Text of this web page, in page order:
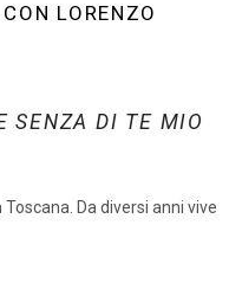
LORENZO
SENZA DI TE MIO
Da diversi anni vive